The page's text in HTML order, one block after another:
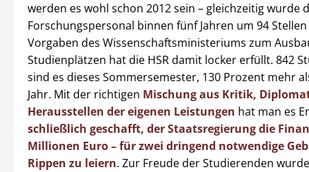
werden es wohl schon 2012 sein – gleichzeitig wurde
Forschungspersonal binnen fünf Jahren um 94
Vorgaben des Wissenschaftsministeriums zum
Studienplätzen hat die HSR damit locker erfüllt. 842
sind es dieses Sommersemester, 130 Prozent mehr
Jahr. Mit der richtigen Mischung aus Kritik,
Herausstellen der eigenen Leistungen hat man es
schließlich geschafft, der Staatsregierung die
Millionen Euro – für zwei dringend notwendige
Rippen zu leiern. Zur Freude der Studierenden